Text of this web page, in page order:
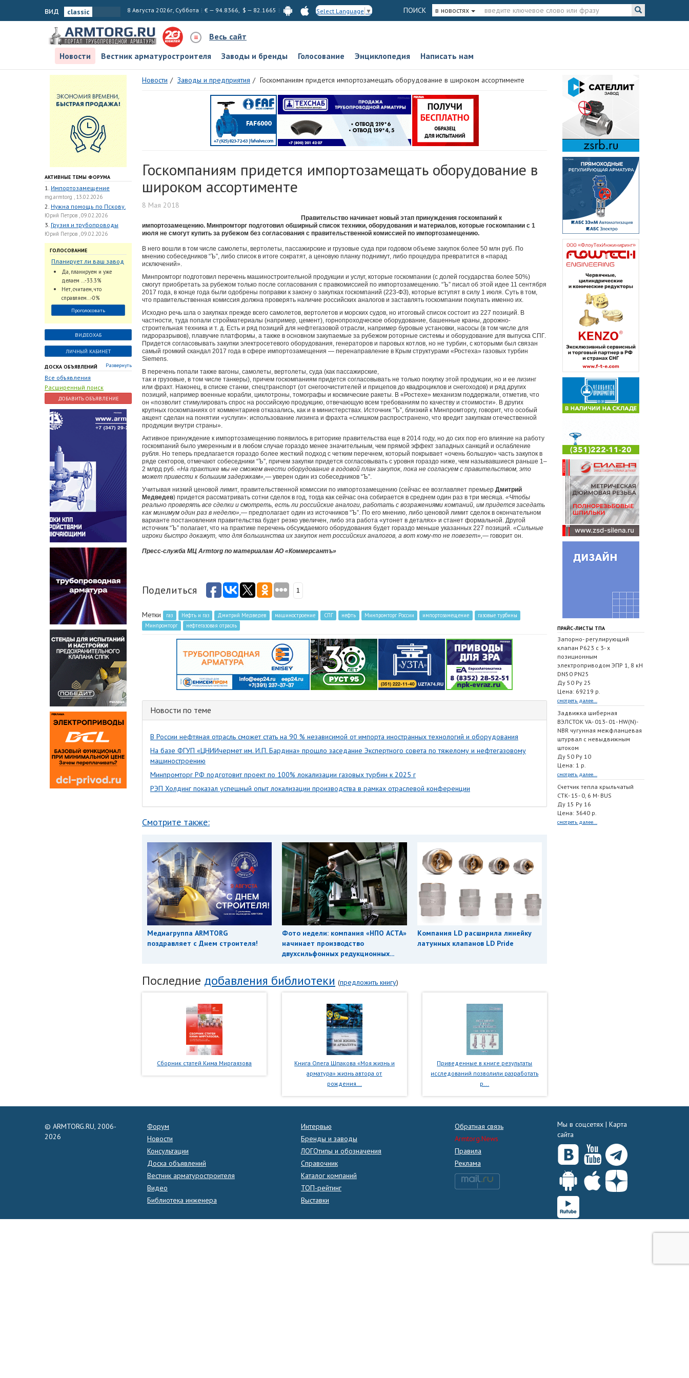
вид 8 Августа 2026г, Суббота € — 94.8366, $ — 82.1665 Select Language ▼ ПОИСК в новостях
Весь сайт
Новости
Вестник арматуростроителя Заводы и бренды Голосование Энциклопедия Написать нам
АКТИВНЫЕ ТЕМЫ ФОРУМА
1. Импортозамещение
mg.armtorg , 13.02.2026
2. Нужна помощь по Пскову.
Юрий Петров , 09.02.2026
3. Грузия и трубопроводы
Юрий Петров , 09.02.2026
ГОЛОСОВАНИЕ
Планирует ли ваш завод
использовать
промышленный
интеллект и цифровые
заказы для ускорения
обработки заказов и
оперативной отгрузки
продукции конечному
потребителю?
Да, планируем и уже
делаем ...-33.3%
Нет, считаем, что
справляем...-0%
Проголосовать
ВИДЕОХАБ
ЛИЧНЫЙ КАБИНЕТ
ДОСКА ОБЪЯВЛЕНИЙ Развернуть
Все объявления
Расширенный поиск
ДОБАВИТЬ ОБЪЯВЛЕНИЕ
Новости Заводы и предприятия Госкомпаниям придется импортозамещать оборудование в широком ассортименте
Госкомпаниям придется импортозамещать оборудование в
широком ассортименте
8 Мая 2018
Правительство начинает новый этап принуждения госкомпаний к
импортозамещению. Минпромторг подготовил обширный список техники, оборудования и материалов, которые госкомпании с 1
июля не смогут купить за рубежом без согласования с правительственной комиссией по импортозамещению.
В него вошли в том числе самолеты, вертолеты, пассажирские и грузовые суда при годовом объеме закупок более 50 млн руб. По
мнению собеседников “Ъ”, либо список в итоге сократят, а ценовую планку поднимут, либо процедура превратится в «парад
исключений».
Минпромторг подготовил перечень машиностроительной продукции и услуг, которые госкомпании (с долей государства более 50%)
смогут приобретать за рубежом только после согласования с правкомиссией по импортозамещению. “Ъ” писал об этой идее 11 сентября
2017 года, в конце года были одобрены поправки к закону о закупках госкомпаний (223-ФЗ), которые вступят в силу 1 июля. Суть в том,
что правительственная комиссия должна проверять наличие российских аналогов и заставлять госкомпании покупать именно их.
Исходно речь шла о закупках прежде всего самолетов, вертолетов и морских судов, но итоговый список состоит из 227 позиций. В
частности, туда попали стройматериалы (например, цемент), горнопроходческое оборудование, башенные краны, дорожно-
строительная техника и т. д. Есть и ряд позиций для нефтегазовой отрасли, например буровые установки, насосы (в том числе для
гидроразрывов), плавучие платформы, а также в основном закупаемые за рубежом роторные системы и оборудование для выпуска СПГ.
Придется согласовывать закупки электросетевого оборудования, генераторов и паровых котлов, но не турбин, с которыми был связан
самый громкий скандал 2017 года в сфере импортозамещения — перенаправление в Крым структурами «Ростеха» газовых турбин
Siemens.
В перечень попали также вагоны, самолеты, вертолеты, суда (как пассажирские,
так и грузовые, в том числе танкеры), причем госкомпаниям придется согласовывать не только покупку этой продукции, но и ее лизинг
или фрахт. Наконец, в списке станки, спецтранспорт (от снегоочистителей и прицепов до квадроциклов и снегоходов) и ряд других
позиций, например военные корабли, циклотроны, томографы и космические ракеты. В «Ростехе» механизм поддержали, отметив, что
он «позволит стимулировать спрос на российскую продукцию, отвечающую всем требованиям по качеству и стоимости». В других
крупных госкомпаниях от комментариев отказались, как и в министерствах. Источник “Ъ”, близкий к Минпромторгу, говорит, что особый
акцент сделан на понятии «услуги»: использование лизинга и фрахта «слишком распространено, что вредит закупкам отечественной
продукции внутри страны».
Активное принуждение к импортозамещению появилось в риторике правительства еще в 2014 году, но до сих пор его влияние на работу
госкомпаний было умеренным и в любом случае гораздо менее значительным, чем прямой эффект западных санкций и ослабление
рубля. Но теперь предлагается гораздо более жесткий подход с четким перечнем, который покрывает «очень большую» часть закупок в
ряде секторов, отмечают собеседники “Ъ”, причем закупки придется согласовывать с уровня гораздо ниже, чем называвшиеся раньше 1–
2 млрд руб. «На практике мы не сможем внести оборудование в годовой план закупок, пока не согласуем с правительством, это
может привести к большим задержкам»,— уверен один из собеседников “Ъ”.
Учитывая низкий ценовой лимит, правительственной комиссии по импортозамещению (сейчас ее возглавляет премьер Дмитрий
Медведев) придется рассматривать сотни сделок в год, тогда как сейчас она собирается в среднем один раз в три месяца. «Чтобы
реально проверять все сделки и смотреть, есть ли российские аналоги, работать с возражениями компаний, им придется заседать
как минимум один раз в неделю»,— предполагает один из источников “Ъ”. По его мнению, либо ценовой лимит сделок в окончательном
варианте постановления правительства будет резко увеличен, либо эта работа «утонет в деталях» и станет формальной. Другой
источник “Ъ” полагает, что на практике перечень обсуждаемого оборудования будет гораздо меньше указанных 227 позиций. «Сильные
игроки быстро докажут, что для большинства их закупок нет российских аналогов, а вот кому-то не повезет»,— говорит он.
Пресс-служба МЦ Armtorg по материалам АО «Коммерсантъ»
Поделиться 1
Метки газ Нефть и газ Дмитрий Медведев машиностроение СПГ нефть Минпромторг России импортозамещение
газовые турбины
Минпромторг
нефтегазовая отрасль
Новости по теме
В России нефтяная отрасль сможет стать на 90 % независимой от импорта иностранных технологий и оборудования
На базе ФГУП «ЦНИИчермет им. И.П. Бардина» прошло заседание Экспертного совета по тяжелому и нефтегазовому
машиностроению
Минпромторг РФ подготовит проект по 100% локализации газовых турбин к 2025 г
РЭП Холдинг показал успешный опыт локализации производства в рамках отраслевой конференции
Смотрите также:
Медиагруппа ARMTORG
поздравляет с Днем строителя!
Фото недели: компания «НПО АСТА»
начинает производство
двухсильфонных редукционных...
Компания LD расширила линейку
латунных клапанов LD Pride
Последние добавления библиотеки (предложить книгу)
Сборник статей Кима Миргаязова
Книга Олега Шпакова «Моя жизнь и
арматура» жизнь автора от
рождения...
Приведенные в книге результаты
исследований позволили разработать
р...
ПРАЙС-ЛИСТЫ ТПА
Запорно- регулирующий
клапан Р623 с 3- х
позиционным
электроприводом ЭПР 1, 8 кН
DN50 PN25
Ду 50 Ру 25
Цена: 69219 р.
смотреть далее...
Задвижка шиберная
ВЭЛСТОК VA- 013- 01- HW(N)-
NBR чугунная межфланцевая
штурвал с невыдвижным
штоком
Ду 50 Ру 10
Цена: 1 р.
смотреть далее...
Счетчик тепла крыльчатый
СТК- 15- 0, 6 M- BUS
Ду 15 Ру 16
Цена: 3640 р.
смотреть далее...
© ARMTORG.RU, 2006-
2026
Форум
Новости
Консультации
Доска объявлений
Вестник арматуростроителя
Видео
Библиотека инженера
Интервью
Бренды и заводы
ЛОГОтипы и обозначения
Справочник
Каталог компаний
ТОП-рейтинг
Выставки
Обратная связь
Armtorg.News
Правила
Реклама
Мы в соцсетях | Карта
сайта